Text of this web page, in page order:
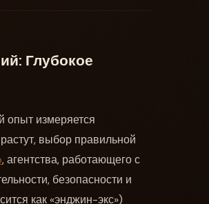
Глубокое
опыт измеряется
выбор правильной
, агентства, работающего с
безопасности и
как «энджин-экс»)